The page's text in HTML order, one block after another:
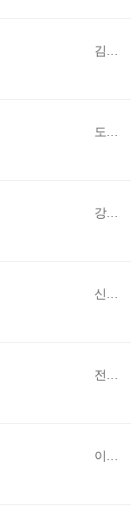
김…
도…
강…
신…
전…
이…